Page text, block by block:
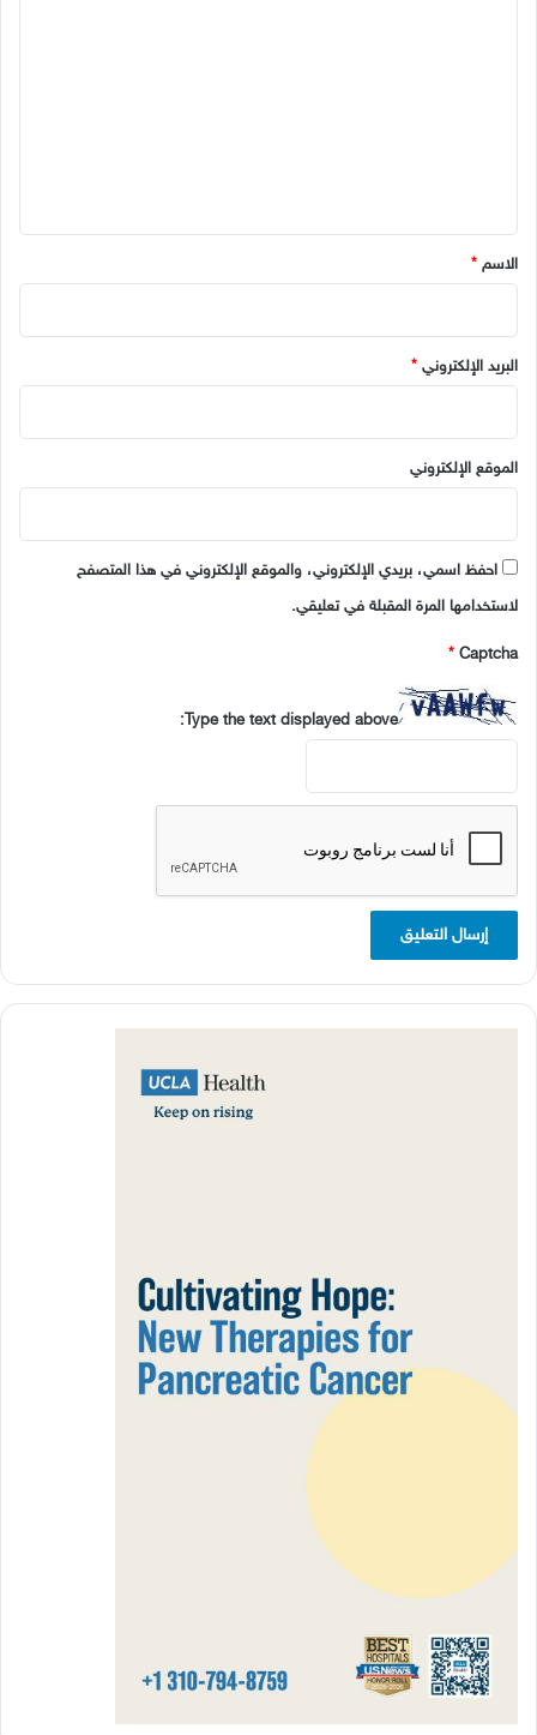
*
الاسم *
البريد الإلكتروني *
الموقع الإلكتروني
احفظ اسمي، بريدي الإلكتروني، والموقع الإلكتروني في هذا المتصفح
لاستخدامها المرة المقبلة في تعليقي.
Captcha
*
Type the text displayed above: